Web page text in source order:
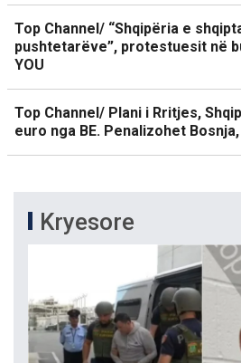
Top Channel/ “Shqipëria e
pushtetarëve”, protestuesit në
YOU
Top Channel/ Plani i Rritjes,
euro nga BE. Penalizohet
Kryesore